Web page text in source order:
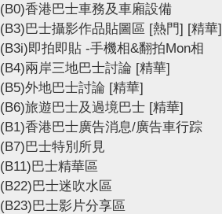
(B0)香港巴士車務及車廂設備
(B3)巴士攝影作品貼圖區 [熱門] [精華]
(B3i)即拍即貼 -手機相&翻拍Mon相
(B4)兩岸三地巴士討論 [精華]
(B5)外地巴士討論 [精華]
(B6)旅遊巴士及過境巴士 [精華]
(B1)香港巴士廣告消息/廣告車行踪
(B7)巴士特別所見
(B11)巴士精華區
(B22)巴士迷吹水區
(B23)巴士影片分享區